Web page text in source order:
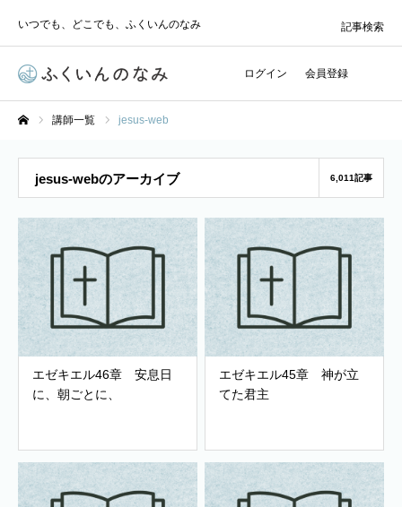
いつでも、どこでも、ふくいんのなみ
ログイン 会員登録
記事検索
講師一覧 jesus-web
jesus-webのアーカイブ 6,011記事
エゼキエル46章 安息日
に、朝ごとに、
エゼキエル45章 神が立
てた君主